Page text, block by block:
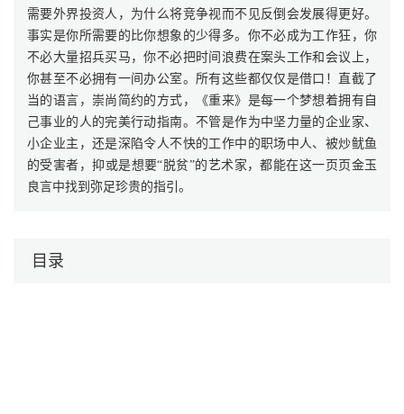
需要外界投资人，为什么将竞争视而不见反倒会发展得更好。
事实是你所需要的比你想象的少得多。你不必成为工作狂，你
不必大量招兵买马，你不必把时间浪费在案头工作和会议上，
你甚至不必拥有一间办公室。所有这些都仅仅是借口！直截了
当的语言，崇尚简约的方式，《重来》是每一个梦想着拥有自
己事业的人的完美行动指南。不管是作为中坚力量的企业家、
小企业主，还是深陷令人不快的工作中的职场中人、被炒鱿鱼
的受害者，抑或是想要“脱贫”的艺术家，都能在这一页页金玉
良言中找到弥足珍贵的指引。
目录